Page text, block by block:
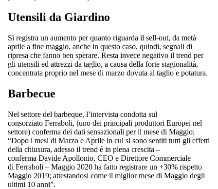
Utensili da Giardino
Si registra un aumento per quanto riguarda il sell-out, da metà
aprile a fine maggio, anche in questo caso, quindi, segnali di
ripresa che fanno ben sperare. Resta invece negativo il trend per
gli utensili ed attrezzi da taglio, a causa della forte stagionalità,
concentrata proprio nel mese di marzo dovuta al taglio e potatura.
Barbecue
Nel settore del barbeque, l’intervista condotta sul
consorziato Ferraboli, (uno dei principali produttori Europei nel
settore) conferma dei dati sensazionali per il mese di Maggio;
“Dopo i mesi di Marzo e Aprile in cui si sono sentiti tutti gli effetti
della chiusura, adesso il trend è in piena crescita –
conferma Davide Apollonio, CEO e Direttore Commerciale
di Ferraboli – Maggio 2020 ha fatto registrare un +30% rispetto
Maggio 2019; attestandosi come il miglior mese di Maggio degli
ultimi 10 anni”.